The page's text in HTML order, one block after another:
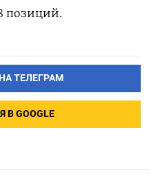
позиций.
ТЕЛЕГРАМ
GOOGLE